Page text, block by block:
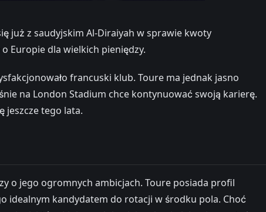
już z saudyjskim Al-Diraiyah w sprawie kwoty
Europie dla wielkich pieniędzy.
francuski klub. Toure ma jednak jasno
na London Stadium chce kontynuować swoją karierę.
jeszcze tego lata.
o jego ogromnych ambicjach. Toure posiada profil
idealnym kandydatem do rotacji w środku pola. Choć